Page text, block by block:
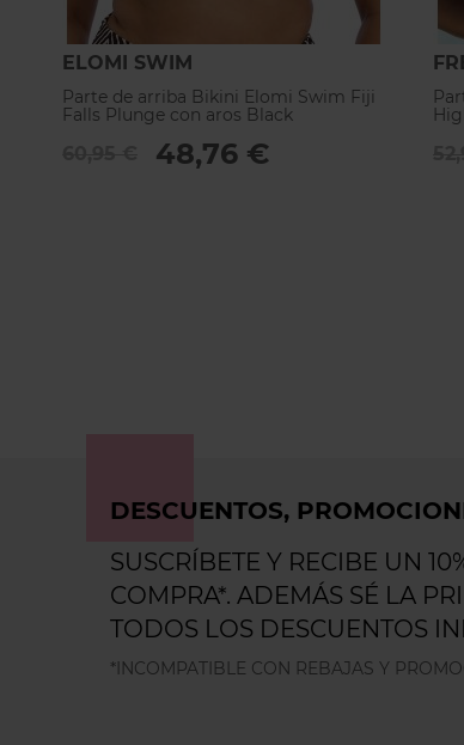
ELOMI SWIM
Parte de arriba Bikini Elomi Swim Fiji
Falls Plunge con aros Black
48,76 €
DESCUENTOS,
SUSCRÍBETE Y RECIBE UN
COMPRA*. ADEMÁS SÉ LA
TODOS LOS DESCUENTOS
*INCOMPATIBLE CON REBAJAS Y